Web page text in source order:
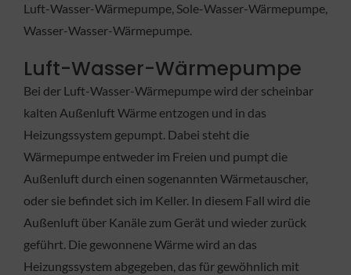
Luft-Wasser-Wärmepumpe, Sole-Wasser-Wärmepumpe,
Wasser-Wasser-Wärmepumpe.
Luft-Wasser-Wärmepumpe
Bei der Luft-Wasser-Wärmepumpe wird der scheinbar
kalten Außenluft Wärme entzogen und in das
Heizungssystem gepumpt. Dabei steht die
Wärmepumpe entweder im Freien und pumpt die
Außenluft durch einen sogenannten Wärmetauscher,
oder sie befindet sich im Keller. In diesem Fall wird die
Außenluft über Kanäle zum Gerät und wieder zurück
geführt. Die gewonnene Wärme wird an das
Heizungssystem abgegeben, das für gewöhnlich mit